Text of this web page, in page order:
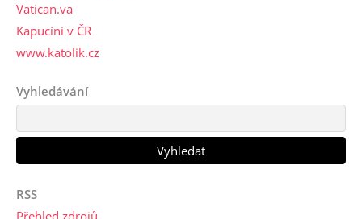
Vatican.va
Kapucíni v ČR
www.katolik.cz
Vyhledávání
RSS